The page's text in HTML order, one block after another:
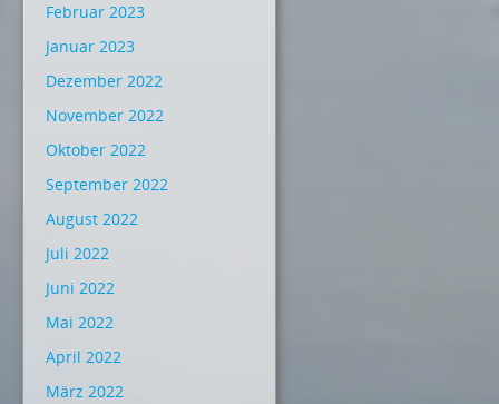
Februar 2023
Januar 2023
Dezember 2022
November 2022
Oktober 2022
September 2022
August 2022
Juli 2022
Juni 2022
Mai 2022
April 2022
März 2022